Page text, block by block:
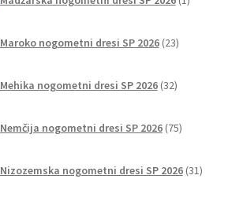
izdelek
Maroko nogometni dresi SP 2026 23izdelkov
Mehika nogometni dresi SP 2026 32izdelkov
Nemčija nogometni dresi SP 2026 75izdelkov
Nizozemska nogometni dresi SP 2026 31izdelkov